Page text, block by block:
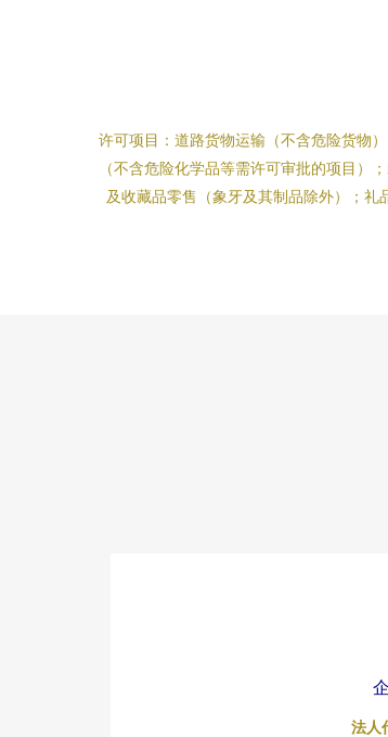
许可项目：道路货物运输（不含危险货物
（不含危险化学品等需许可审批的项目
及收藏品零售（象牙及其制品除外）；
法人